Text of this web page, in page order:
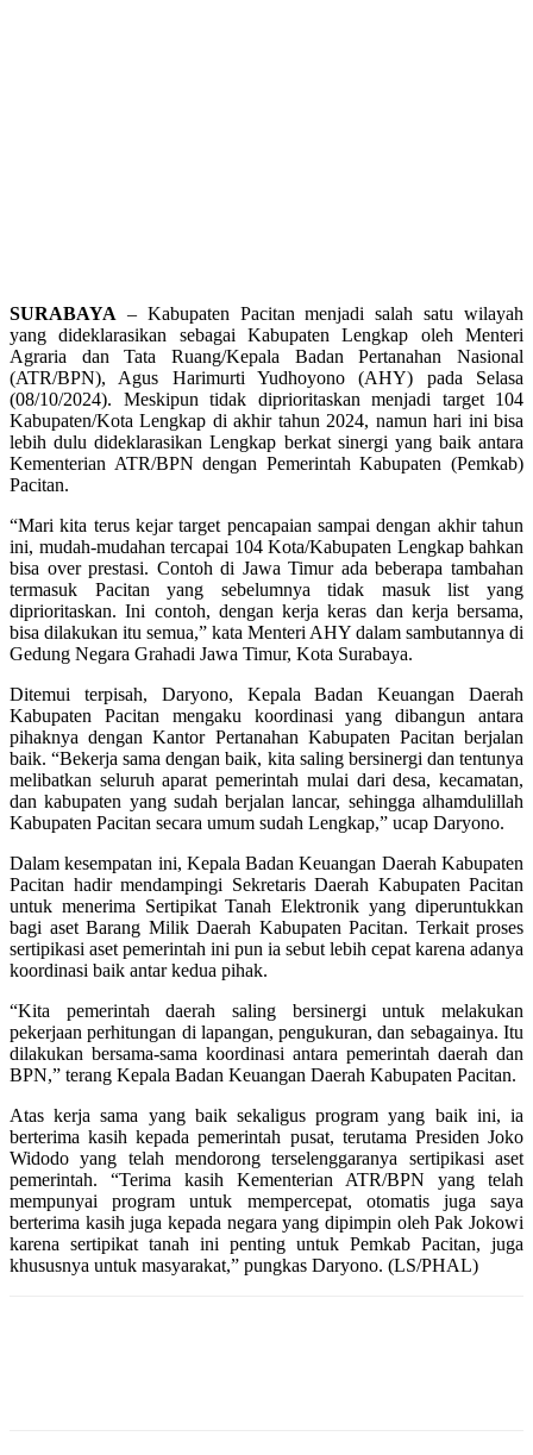
SURABAYA – Kabupaten Pacitan menjadi salah satu wilayah
yang dideklarasikan sebagai Kabupaten Lengkap oleh Menteri
Agraria dan Tata Ruang/Kepala Badan Pertanahan Nasional
(ATR/BPN), Agus Harimurti Yudhoyono (AHY) pada Selasa
(08/10/2024). Meskipun tidak diprioritaskan menjadi target 104
Kabupaten/Kota Lengkap di akhir tahun 2024, namun hari ini bisa
lebih dulu dideklarasikan Lengkap berkat sinergi yang baik antara
Kementerian ATR/BPN dengan Pemerintah Kabupaten (Pemkab)
Pacitan.
“Mari kita terus kejar target pencapaian sampai dengan akhir tahun
ini, mudah-mudahan tercapai 104 Kota/Kabupaten Lengkap bahkan
bisa over prestasi. Contoh di Jawa Timur ada beberapa tambahan
termasuk Pacitan yang sebelumnya tidak masuk list yang
diprioritaskan. Ini contoh, dengan kerja keras dan kerja bersama,
bisa dilakukan itu semua,” kata Menteri AHY dalam sambutannya di
Gedung Negara Grahadi Jawa Timur, Kota Surabaya.
Ditemui terpisah, Daryono, Kepala Badan Keuangan Daerah
Kabupaten Pacitan mengaku koordinasi yang dibangun antara
pihaknya dengan Kantor Pertanahan Kabupaten Pacitan berjalan
baik. “Bekerja sama dengan baik, kita saling bersinergi dan tentunya
melibatkan seluruh aparat pemerintah mulai dari desa, kecamatan,
dan kabupaten yang sudah berjalan lancar, sehingga alhamdulillah
Kabupaten Pacitan secara umum sudah Lengkap,” ucap Daryono.
Dalam kesempatan ini, Kepala Badan Keuangan Daerah Kabupaten
Pacitan hadir mendampingi Sekretaris Daerah Kabupaten Pacitan
untuk menerima Sertipikat Tanah Elektronik yang diperuntukkan
bagi aset Barang Milik Daerah Kabupaten Pacitan. Terkait proses
sertipikasi aset pemerintah ini pun ia sebut lebih cepat karena adanya
koordinasi baik antar kedua pihak.
“Kita pemerintah daerah saling bersinergi untuk melakukan
pekerjaan perhitungan di lapangan, pengukuran, dan sebagainya. Itu
dilakukan bersama-sama koordinasi antara pemerintah daerah dan
BPN,” terang Kepala Badan Keuangan Daerah Kabupaten Pacitan.
Atas kerja sama yang baik sekaligus program yang baik ini, ia
berterima kasih kepada pemerintah pusat, terutama Presiden Joko
Widodo yang telah mendorong terselenggaranya sertipikasi aset
pemerintah. “Terima kasih Kementerian ATR/BPN yang telah
mempunyai program untuk mempercepat, otomatis juga saya
berterima kasih juga kepada negara yang dipimpin oleh Pak Jokowi
karena sertipikat tanah ini penting untuk Pemkab Pacitan, juga
khususnya untuk masyarakat,” pungkas Daryono. (LS/PHAL)